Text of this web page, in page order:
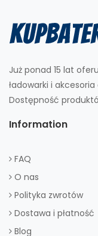
Już ponad 15 lat
ładowarki i
Dostępność
Information
FAQ
O nas
Polityka zwrotów
Dostawa i płatność
Blog